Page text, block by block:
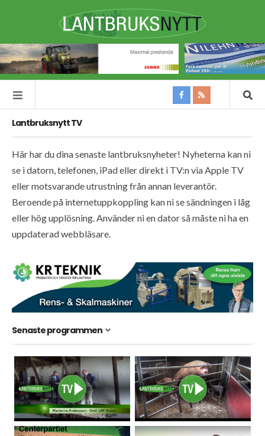
Lantbruksnytt TV
Här har du dina senaste lantbruksnyheter! Nyheterna kan ni
se i datorn, telefonen, iPad eller direkt i TV:n via Apple TV
eller motsvarande utrustning från annan leverantör.
Beroende på internetuppkoppling kan ni se sändningen i låg
eller hög upplösning. Använder ni en dator så måste ni ha en
uppdaterad webbläsare.
Senaste programmen